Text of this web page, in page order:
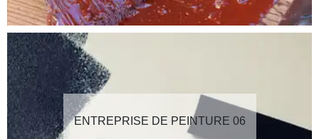
ENTREPRISE DE PEINTURE 06